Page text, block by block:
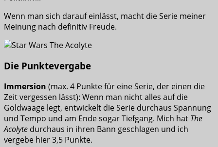
Wenn man sich darauf einlässt, macht die Serie meiner
Meinung nach definitiv Freude.
Die Punktevergabe
Immersion (max. 4 Punkte für eine Serie, der einen die
Zeit vergessen lässt): Wenn man nicht alles auf die
Goldwaage legt, entwickelt die Serie durchaus Spannung
und Tempo und am Ende sogar Tiefgang. Mich hat The
Acolyte durchaus in ihren Bann geschlagen und ich
vergebe hier 3,5 Punkte.